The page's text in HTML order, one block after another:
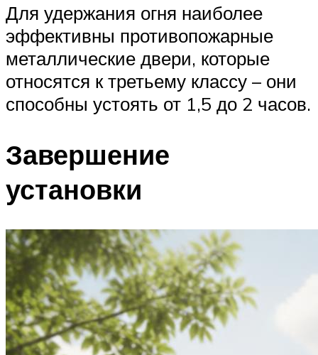
Для удержания огня наиболее
эффективны противопожарные
металлические двери, которые
относятся к третьему классу – они
способны устоять от 1,5 до 2 часов.
Завершение
установки